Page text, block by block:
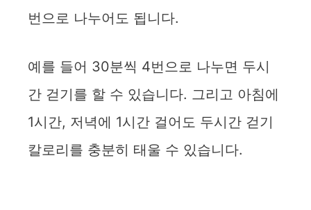
번으로 나누어도 됩니다.
예를 들어 30분씩 4번으로 나누면 두시
간 걷기를 할 수 있습니다. 그리고 아침에
1시간, 저녁에 1시간 걸어도 두시간 걷기
칼로리를 충분히 태울 수 있습니다.